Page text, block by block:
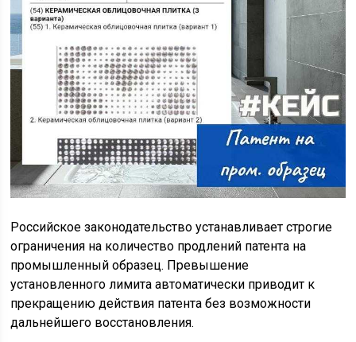
Российское законодательство устанавливает строгие
ограничения на количество продлений патента на
промышленный образец. Превышение
установленного лимита автоматически приводит к
прекращению действия патента без возможности
дальнейшего восстановления.